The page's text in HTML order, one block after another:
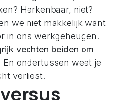
Herkenbaar, niet?
we niet makkelijk want
in ons werkgeheugen.
vechten beiden om
En ondertussen weet je
verliest.